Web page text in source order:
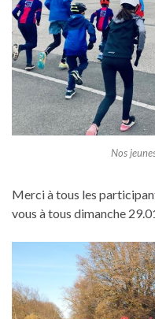
Nos
Merci à tous les
vous à tous dimanche